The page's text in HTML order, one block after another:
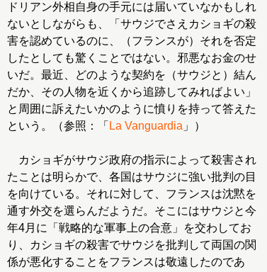
ドリアン外相自身の手元には届いていなかもしれ
ないとしながらも、「サウジでさえカショギの殺
害を認めているのに、（フランスが）それを否定
したとしても驚くことではない。邪悪なお金のせ
いだ。最近、どのような契約を（サウジと）結ん
だか、その人物を近くから追跡してみればよい」
と周囲に訴えたいかのように憤りを持って答えた
という。（参照：「 La Vanguardia 」）
カショギがサウジ政府の指示によって殺害され
たことは明らかで、各国はサウジに強い批判の目
を向けている。それに対して、フランスは沈黙を
通す外交を選らんだようだ。そこにはサウジと今
年4月に「戦略的な軍事上の合意」を交わしてお
り、カショギの殺害でサウジを批判して両国の関
係が悪化することをフランスは敬遠したのであ